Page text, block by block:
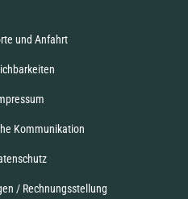
und Anfahrt
Kommunikation
/ Rechnungsstellung